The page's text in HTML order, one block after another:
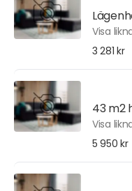
Visa
3 281 kr
43 m2
Visa
5 950 kr